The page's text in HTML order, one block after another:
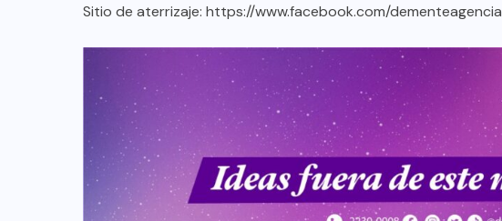
Sitio de aterrizaje: https://www.facebook.com/dementeagencia